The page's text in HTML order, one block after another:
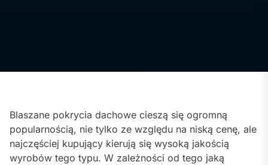
Blaszane pokrycia dachowe cieszą się ogromną
popularnością, nie tylko ze względu na niską cenę, ale
najczęściej kupujący kierują się wysoką jakością
wyrobów tego typu. W zależności od tego jaką